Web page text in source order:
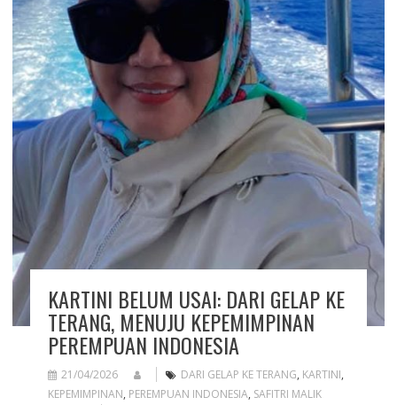
KARTINI BELUM USAI: DARI GELAP KE
TERANG, MENUJU KEPEMIMPINAN
PEREMPUAN INDONESIA
21/04/2026 DARI GELAP KE TERANG, KARTINI,
KEPEMIMPINAN, PEREMPUAN INDONESIA, SAFITRI MALIK